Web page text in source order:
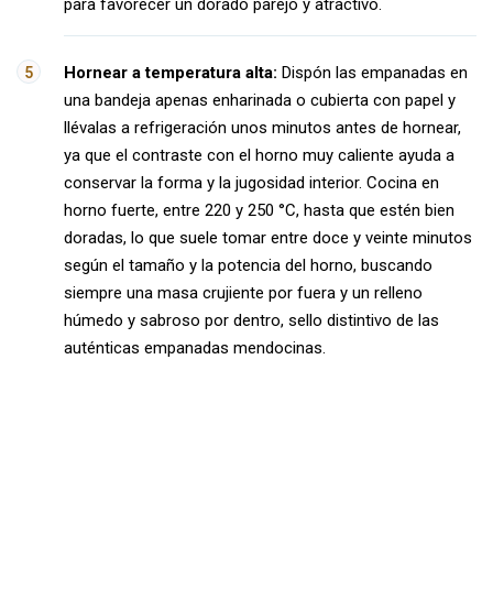
para favorecer un dorado parejo y atractivo.
Hornear a temperatura alta: Dispón las empanadas en
una bandeja apenas enharinada o cubierta con papel y
llévalas a refrigeración unos minutos antes de hornear,
ya que el contraste con el horno muy caliente ayuda a
conservar la forma y la jugosidad interior. Cocina en
horno fuerte, entre 220 y 250 °C, hasta que estén bien
doradas, lo que suele tomar entre doce y veinte minutos
según el tamaño y la potencia del horno, buscando
siempre una masa crujiente por fuera y un relleno
húmedo y sabroso por dentro, sello distintivo de las
auténticas empanadas mendocinas.